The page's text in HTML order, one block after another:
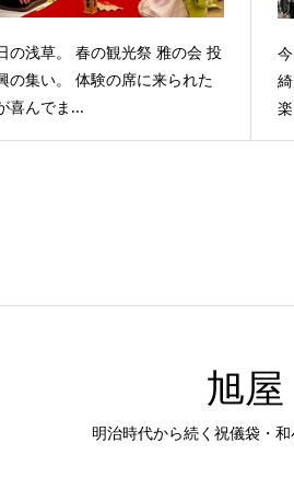
の浅草。 春の観光祭 雅の会 投
の集い。 体験の席に来られた
喜んでま...
旭屋
明治時代から続く祝儀袋・和